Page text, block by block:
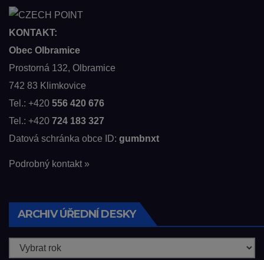
KONTAKT:
Obec Olbramice
Prostorná 132, Olbramice
742 83 Klimkovice
Tel.: +420 556 420 676
Tel.: +420 724 183 327
Datová schránka obce ID: gumbnxt
Podrobný kontakt »
ARCHIV ÚŘEDNÍ DESKY